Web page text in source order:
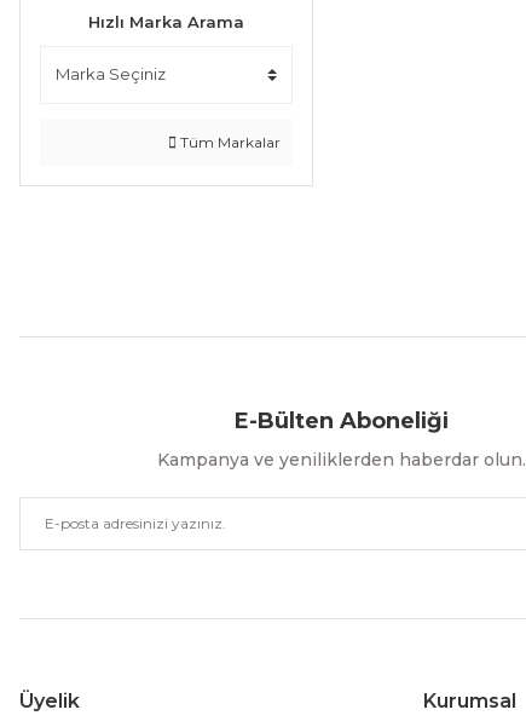
Hızlı Marka Arama
Tüm Markalar
E-Bülten Aboneliği
Kampanya ve yeniliklerden haberdar olun.
Üyelik Kurumsal